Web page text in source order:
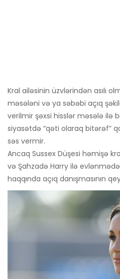
Kral ailəsinin üzvlərindən asılı
məsələni və ya səbəbi açıq
verilmir şəxsi hisslər məsələ ilə
siyasətdə “qəti olaraq bitərəf”
səs vermir.
Ancaq Sussex Düşesi həmişə
və Şahzadə Harry ilə
haqqında açıq danışmasının